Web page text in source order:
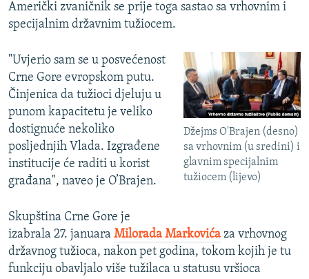
Američki zvaničnik se prije toga sastao sa vrhovnim i
specijalnim državnim tužiocem.
Džejms O'Brajen (desno)
sa vrhovnim (u sredini) i
glavnim specijalnim
tužiocem (lijevo)
"Uvjerio sam se u posvećenost
Crne Gore evropskom putu.
Činjenica da tužioci djeluju u
punom kapacitetu je veliko
dostignuće nekoliko
posljednjih Vlada. Izgrađene
institucije će raditi u korist
građana", naveo je O’Brajen.
Skupština Crne Gore je
izabrala 27. januara Milorada Markovića za vrhovnog
državnog tužioca, nakon pet godina, tokom kojih je tu
funkciju obavljalo više tužilaca u statusu vršioca